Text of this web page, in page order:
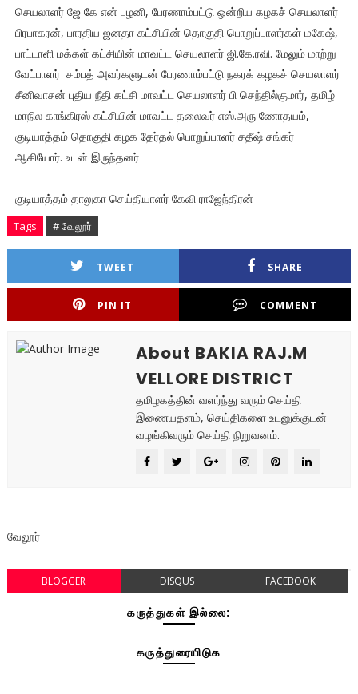
செயலாளர் ஜே கே என் பழனி, பேரணாம்பட்டு ஒன்றிய கழகச் செயலாளர்
பிரபாகரன், பாரதிய ஜனதா கட்சியின் தொகுதி பொறுப்பாளர்கள் மகேஷ்,
பாட்டாளி மக்கள் கட்சியின் மாவட்ட செயலாளர் ஜி.கே.ரவி. மேலும் மாற்று
வேட்பாளர் சம்பத் அவர்களுடன் பேரணாம்பட்டு நகரக் கழகச் செயலாளர்
சீனிவாசன் புதிய நீதி கட்சி மாவட்ட செயலாளர் பி செந்தில்குமார், தமிழ்
மாநில காங்கிரஸ் கட்சியின் மாவட்ட தலைவர் எஸ்.அரு ணோதயம்,
குடியாத்தம் தொகுதி கழக தேர்தல் பொறுப்பாளர் சதீஷ் சங்கர்
ஆகியோர். உடன் இருந்தனர்
குடியாத்தம் தாலுகா செய்தியாளர் கேவி ராஜேந்திரன்
Tags # வேலூர்
TWEET SHARE
PIN IT COMMENT
About BAKIA RAJ.M
VELLORE DISTRICT
தமிழகத்தின் வளர்ந்து வரும் செய்தி
இணையதளம், செய்திகளை உடனுக்குடன்
வழங்கிவரும் செய்தி நிறுவனம்.
வேலூர்
BLOGGER DISQUS FACEBOOK
கருத்துகள் இல்லை:
கருத்துரையிடுக